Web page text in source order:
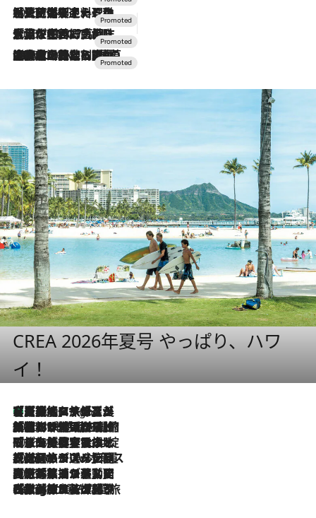
2026.7.24
【夏限定ディナーコース】旬を迎える稚鮎や花ズッキーニなどをイタリア・トスカーナの郷土料理の手法で満喫！
2026.7.17
「土佐和ハーブかき氷」がOMO7高知に登場！生姜、山椒、大葉など目にも舌にも涼を呼ぶ郷土の味
2026.7.10
NEW OPEN！【界 草津】名湯の地に誕生。趣の異なる2種の温泉と上州ならではの会席・蕎麦割烹など美食を味わう究極の癒やし旅
CREA 2026年夏号 やっぱり、ハワ
イ！
4 Hours Ago
【厳選旅コスメ】「多機能アイテムがメイン！」旅好き美容エディターが選んだ夏旅ベストコスメを発表【Mサイズジップ】
2026.8.6
「荷物が増えるほど旅ストレスは増す」美容ジャーナリストがたどり着いた最終結論。“化粧品を劇的に減らす”感動の凝縮美容とは
2026.8.6
「旅先には金髪ウィッグを持参」日本と同じメイクでは損してる!? 美容ジャーナリストが提案する“掟破りの旅美容”とは
2026.8.6
【厳選旅コスメ】「身軽さ＆UV対策重視！」ヘアアーティストshucoが選んだ夏旅ベストコスメを発表【Mサイズジップ】
2026.8.5
【厳選旅コスメ】国内をあちこち移動する河井菜摘が選んだ夏旅ベストコスメ発表！「リラックスアイテムはマスト」【Mサイズジップ】
2026.8.4
【厳選旅コスメ】「紫外線＆乾燥対策しながらメイク感も！」ヘア＆メイクGeorgeが選んだ夏旅ベストコスメを発表！【Mサイズジップ】